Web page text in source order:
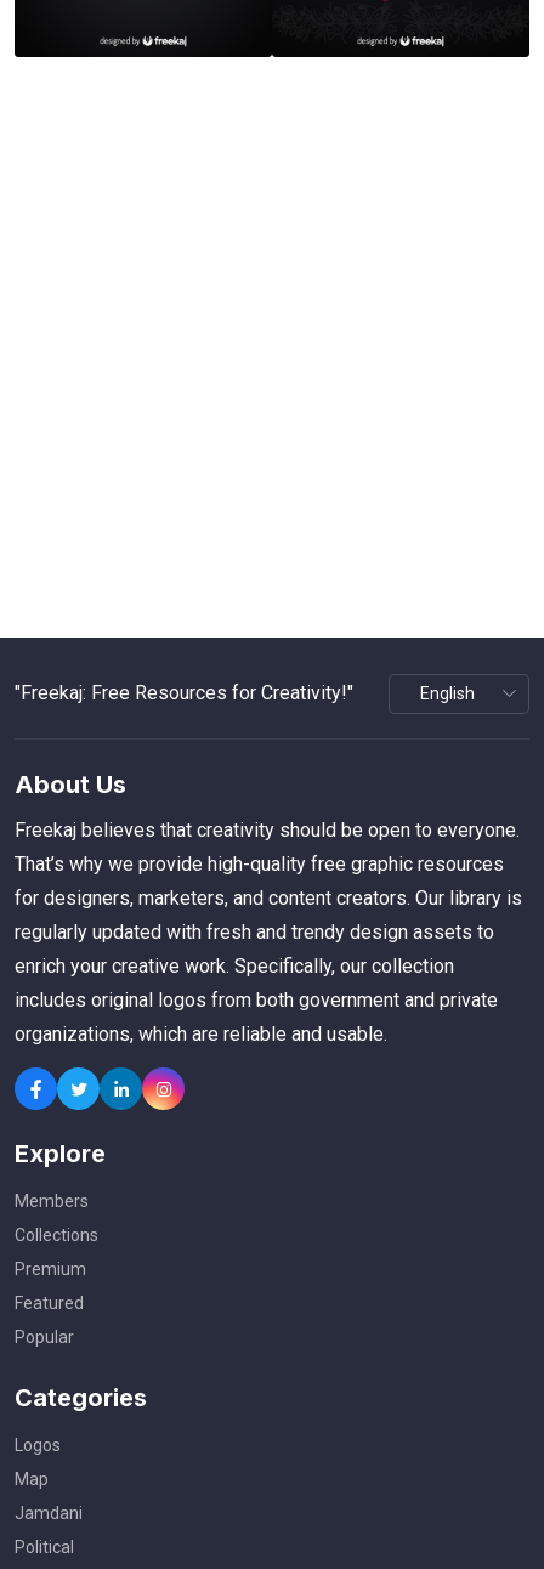
"Freekaj: Free Resources for Creativity!"
About Us
Freekaj believes that creativity should be open to everyone.
That’s why we provide high-quality free graphic resources
for designers, marketers, and content creators. Our library is
regularly updated with fresh and trendy design assets to
enrich your creative work. Specifically, our collection
includes original logos from both government and private
organizations, which are reliable and usable.
Explore
Members
Collections
Premium
Featured
Popular
Categories
Logos
Map
Jamdani
Political